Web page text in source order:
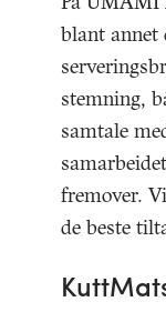
blant annet
stemning,
samtale
fremover.
de beste